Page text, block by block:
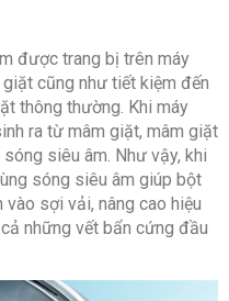
được trang bị trên máy
cũng như tiết kiệm đến
thông thường. Khi máy
ra từ mâm giặt, mâm giặt
siêu âm. Như vậy, khi
sóng siêu âm giúp bột
sợi vải, nâng cao hiệu
những vết bẩn cứng đầu